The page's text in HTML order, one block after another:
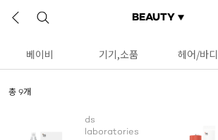
BEAUTY
베이비 기기,소품 헤어/바디
총 9개
ds
laboratories